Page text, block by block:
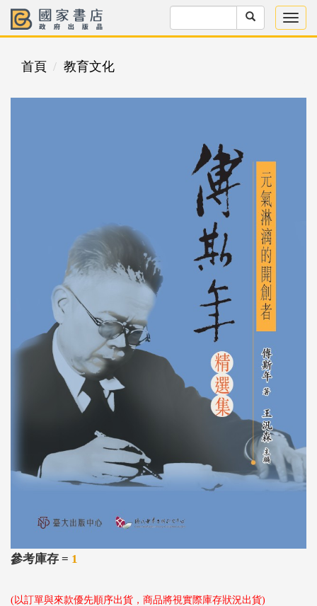
首頁 教育文化
參考庫存 = 1
(以訂單與來款優先順序出貨，商品將視實際庫存狀況出貨)